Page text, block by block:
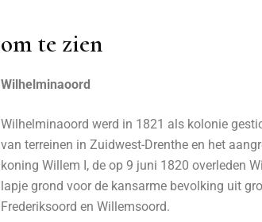
om te zien
Wilhelminaoord
Wilhelminaoord werd in 1821 als kolonie
van terreinen in Zuidwest-Drenthe en het
koning Willem I, de op 9 juni 1820 overleden
lapje grond voor de kansarme bevolking uit
Frederiksoord en Willemsoord.